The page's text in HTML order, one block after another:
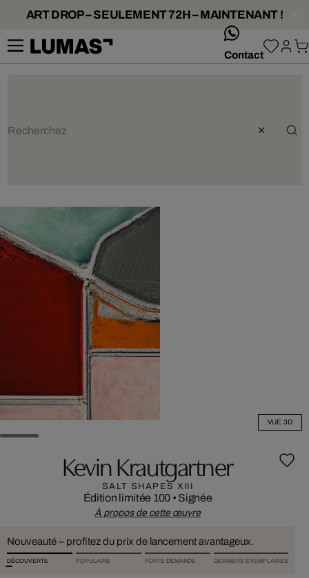
ART DROP – SEULEMENT 72H – MAINTENANT !
Contact
VUE 3D
Kevin Krautgartner
SALT SHAPES XIII
Édition limitée 100 • Signée
À propos de cette œuvre
Nouveauté – profitez du prix de lancement avantageux.
DÉCOUVERTE POPULAIRE FORTE DEMANDE DERNIERS EXEMPLAIRES